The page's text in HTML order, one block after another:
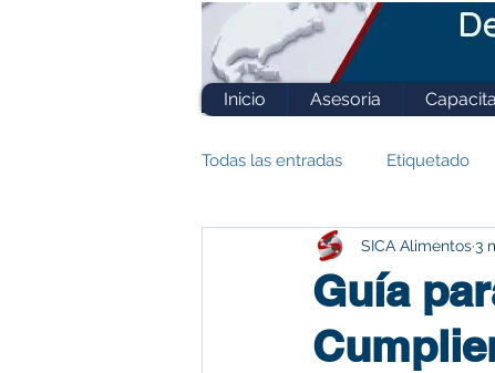
Inicio Asesoria
Todas las entradas Etiquetado
ISO 22000 FSSC 22000
Guía
SICA Alimentos3